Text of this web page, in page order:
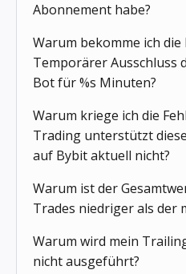
Abonnement habe?
Warum bekomme ich die
Temporärer Ausschluss
Bot für %s Minuten?
Warum kriege ich die
Trading unterstützt
auf Bybit aktuell nicht?
Warum ist der
Trades niedriger als der
Warum wird mein
nicht ausgeführt?